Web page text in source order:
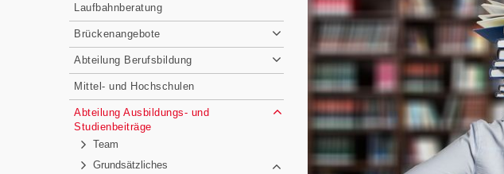
Laufbahnberatung
Brückenangebote
Abteilung Berufsbildung
Mittel- und Hochschulen
Abteilung Ausbildungs- und
Studienbeiträge
Team
Grundsätzliches